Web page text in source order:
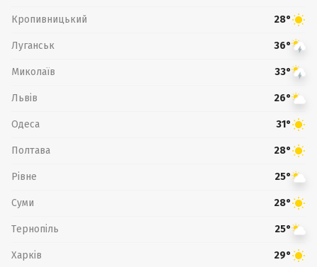
Кропивницький 28°
Луганськ 36°
Миколаїв 33°
Львів 26°
Одеса 31°
Полтава 28°
Рівне 25°
Суми 28°
Тернопіль 25°
Харків 29°